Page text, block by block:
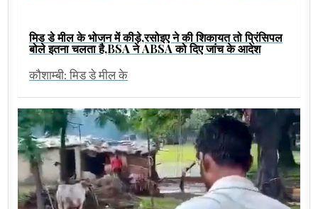
मिड डे मील के भोजन में कीड़े,रसोइए ने की शिकायत तो प्रिंसिपल
बोले इतना चलता है,BSA ने ABSA को दिए जांच के आदेश
कौशाम्बी: मिड डे मील के